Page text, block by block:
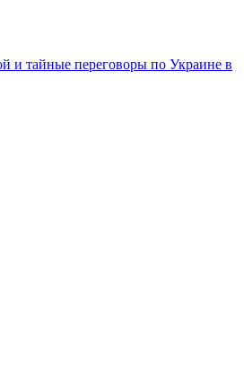
и тайные переговоры по Украине в